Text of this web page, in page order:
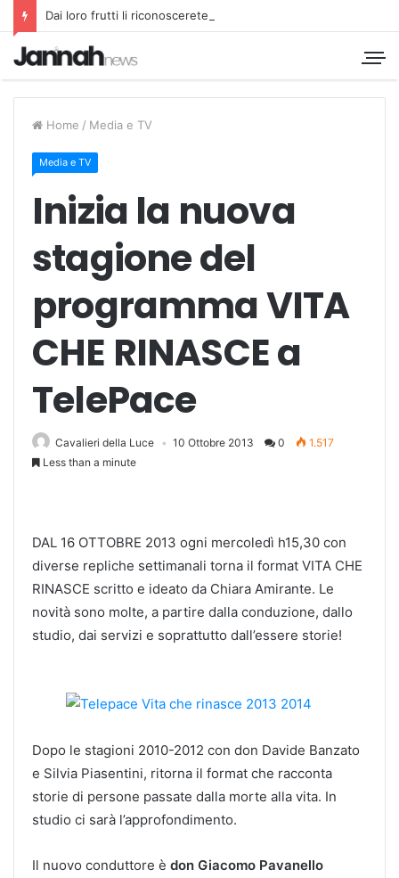
Dai loro frutti li riconoscerete
Home / Media e TV
Media e TV
Inizia la nuova
stagione del
programma VITA
CHE RINASCE a
TelePace
Cavalieri della Luce 10 Ottobre 2013 0
1.517
Less than a minute
DAL 16 OTTOBRE 2013 ogni mercoledì h15,30 con
diverse repliche settimanali torna il format VITA CHE
RINASCE scritto e ideato da Chiara Amirante. Le
novità sono molte, a partire dalla conduzione, dallo
studio, dai servizi e soprattutto dall’essere storie!
Dopo le stagioni 2010-2012 con don Davide Banzato
e Silvia Piasentini, ritorna il format che racconta
storie di persone passate dalla morte alla vita. In
studio ci sarà l’approfondimento.
Il nuovo conduttore è don Giacomo Pavanello